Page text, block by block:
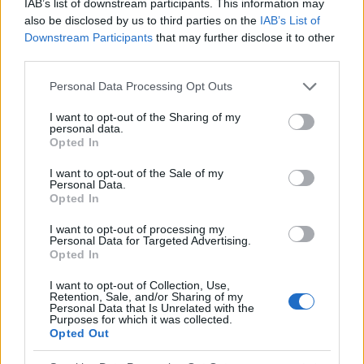
IAB’s list of downstream participants. This information may
also be disclosed by us to third parties on the IAB’s List of
Downstream Participants that may further disclose it to other
Personal Data Processing Opt Outs
I want to opt-out of the Sharing of my
personal data.
Opted In
I want to opt-out of the Sale of my
Personal Data.
Opted In
I want to opt-out of processing my
Personal Data for Targeted Advertising.
Opted In
I want to opt-out of Collection, Use,
Retention, Sale, and/or Sharing of my
Personal Data that Is Unrelated with the
Purposes for which it was collected.
Opted Out
stworzyć że tak powiem z nią "związek"
oznajmiła mi że ma kogoś co wgl z czasem się
okazało "czymś chorym" bo z tego co
widziałem nie raz zachowuję się wobec niego
(nie wiem jak to nazwać) ale na pewno nie
szczególnego.z resztą sama mi powiedziała że
zna go krócej niż mnie ale jest z nim bo jest dla
rozerwało serce. Na początku nie ukrywałem że
mam do niej urazę ale nie potrafię jakoś być
wobec niej obojętny i trzymać naszą znajomość
na dystans tym bardziej że widzę ją codziennie
w pracy i co gorsze że ona ma to samo ale
mnie to niszczy.Od kiedy ją poznałem prawię w
ogóle nie sypiam bo ciągle "mam ja w głowie" do
pracy często przychodzę jak wrak ,tym bardziej
że zaczelem sięgać po dragi bo zauważyłem że
tylko wtedy jestem w stanie "olewać ja" i ogólnie
nie wyrażać żadnych emocji gdyż ogarnia mnie
POWIĄZANE ARTYKUŁY